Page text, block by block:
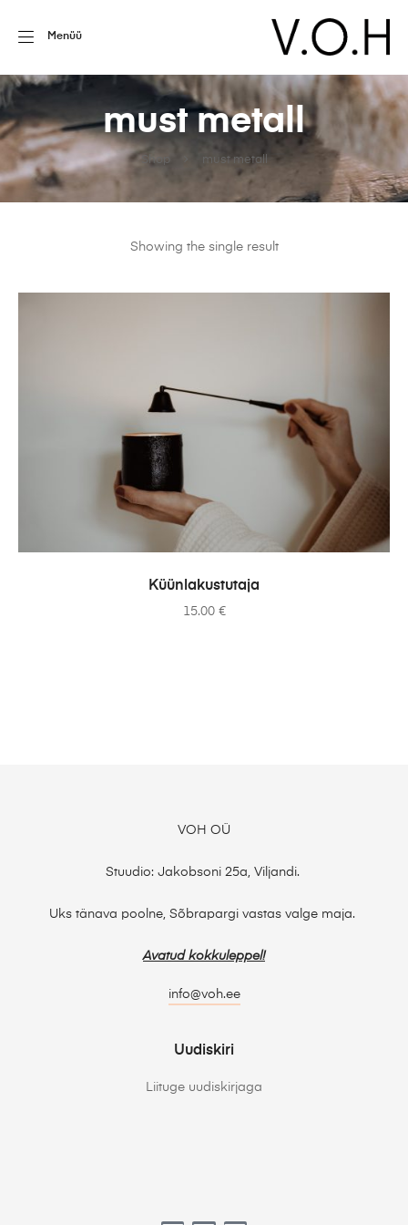
Menüü
Shop must metall
must metall
Showing the single result
ADD TO CART
Küünlakustutaja
15.00 €
VOH OÜ
Stuudio: Jakobsoni 25a, Viljandi.
Uks tänava poolne, Sõbrapargi vastas valge maja.
Avatud kokkuleppel!
info@voh.ee
Uudiskiri
Liituge uudiskirjaga